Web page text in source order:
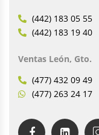
(442) 183 05 55
(442) 183 19 40
Ventas León, Gto.
(477) 432 09 49
(477) 263 24 17